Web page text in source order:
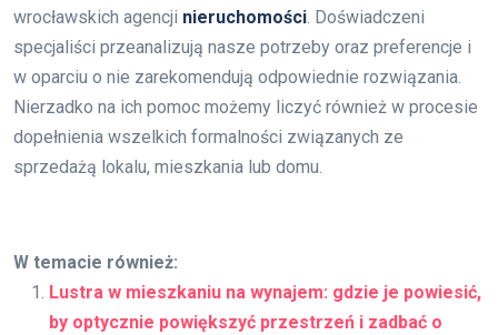
wrocławskich agencji nieruchomości. Doświadczeni
specjaliści przeanalizują nasze potrzeby oraz preferencje i
w oparciu o nie zarekomendują odpowiednie rozwiązania.
Nierzadko na ich pomoc możemy liczyć również w procesie
dopełnienia wszelkich formalności związanych ze
sprzedażą lokalu, mieszkania lub domu.
W temacie również:
Lustra w mieszkaniu na wynajem: gdzie je powiesić,
by optycznie powiększyć przestrzeń i zadbać o